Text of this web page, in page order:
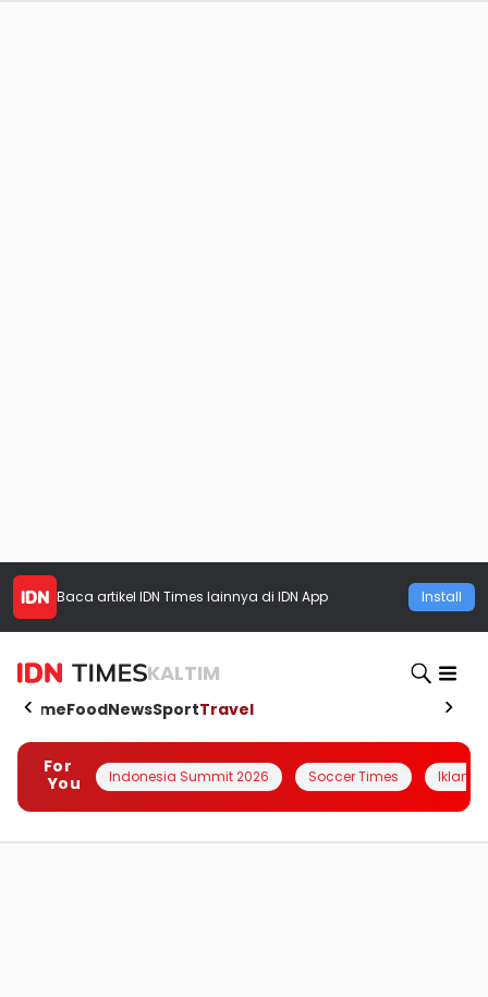
Baca artikel IDN Times lainnya di IDN App Install
KALTIM
HomeFoodNewsSportTravel
For
You
Indonesia Summit 2026 Soccer Times Iklanin